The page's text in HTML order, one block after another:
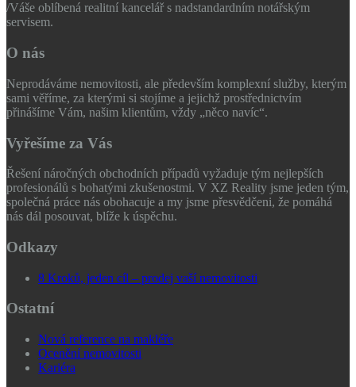
/Váše oblíbená realitní kancelář s nadstandardním notářským
servisem.
O nás
Neprodáváme nemovitosti, ale především komplexní služby, kterým
sami věříme, za kterými si stojíme a jejichž prostřednictvím
přinášíme Vám, našim klientům, vždy „něco navíc“.
Vyřešíme za Vás
Řešení náročných obchodních případů vyžaduje tým nejlepších
profesionálů s bohatými zkušenostmi. V XZ Reality jsme jeden tým,
společná práce nás obohacuje a my jsme přesvědčeni, že pomáhá
nás dál posouvat, blíže k úspěchu.
Odkazy
8 Kroků, jeden cíl – prodej vaší nemovitosti
Ostatní
Nová reference na makléře
Ocenění nemovitosti
Kariéra